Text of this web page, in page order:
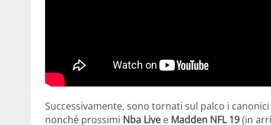
Successivamente, sono tornati sul palco i
nonché prossimi Nba Live e Madden NFL 19(in